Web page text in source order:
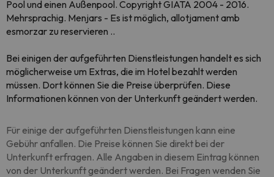
Pool und einen Außenpool. Copyright GIATA 2004 - 2016.
Mehrsprachig. Menjars - Es ist möglich, allotjament amb
esmorzar zu reservieren ..
Bei einigen der aufgeführten Dienstleistungen handelt es sich
möglicherweise um Extras, die im Hotel bezahlt werden
müssen. Dort können Sie die Preise überprüfen. Diese
Informationen können von der Unterkunft geändert werden.
Für einige der aufgeführten Dienstleistungen kann eine
Gebühr anfallen. Die Preise können Sie direkt bei der
Unterkunft erfragen. Alle Angaben in diesem Eintrag können
von der Unterkunft geändert werden. Bei Fragen wenden Sie